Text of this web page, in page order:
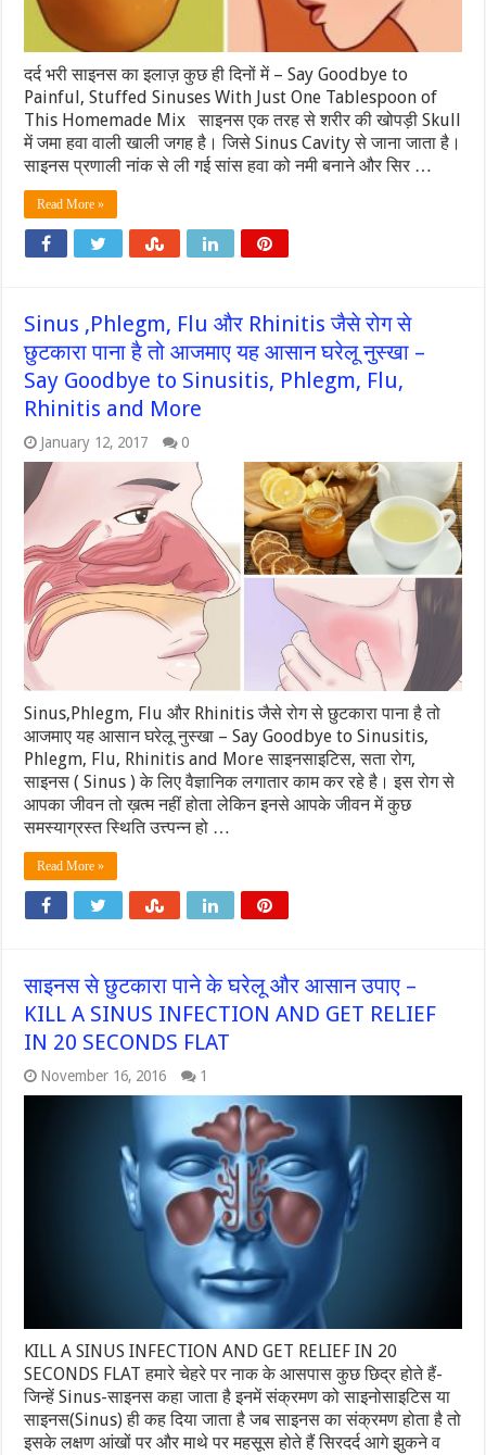
दर्द भरी साइनस का इलाज़ कुछ ही दिनों में – Say Goodbye to
Painful, Stuffed Sinuses With Just One Tablespoon of
This Homemade Mix साइनस एक तरह से शरीर की खोपड़ी Skull
में जमा हवा वाली खाली जगह है। जिसे Sinus Cavity से जाना जाता है।
साइनस प्रणाली नांक से ली गई सांस हवा को नमी बनाने और सिर …
Read More »
Sinus ,Phlegm, Flu और Rhinitis जैसे रोग से
छुटकारा पाना है तो आजमाए यह आसान घरेलू नुस्खा –
Say Goodbye to Sinusitis, Phlegm, Flu,
Rhinitis and More
January 12, 2017 0
Sinus,Phlegm, Flu और Rhinitis जैसे रोग से छुटकारा पाना है तो
आजमाए यह आसान घरेलू नुस्खा – Say Goodbye to Sinusitis,
Phlegm, Flu, Rhinitis and More साइनसाइटिस, सता रोग,
साइनस ( Sinus ) के लिए वैज्ञानिक लगातार काम कर रहे है। इस रोग से
आपका जीवन तो ख़त्म नहीं होता लेकिन इनसे आपके जीवन में कुछ
समस्याग्रस्त स्थिति उत्त्पन्न हो …
Read More »
साइनस से छुटकारा पाने के घरेलू और आसान उपाए –
KILL A SINUS INFECTION AND GET RELIEF
IN 20 SECONDS FLAT
November 16, 2016 1
KILL A SINUS INFECTION AND GET RELIEF IN 20
SECONDS FLAT हमारे चेहरे पर नाक के आसपास कुछ छिद्र होते हैं-
जिन्हें Sinus-साइनस कहा जाता है इनमें संक्रमण को साइनोसाइटिस या
साइनस(Sinus) ही कह दिया जाता है जब साइनस का संक्रमण होता है तो
इसके लक्षण आंखों पर और माथे पर महसूस होते हैं सिरदर्द आगे झुकने व